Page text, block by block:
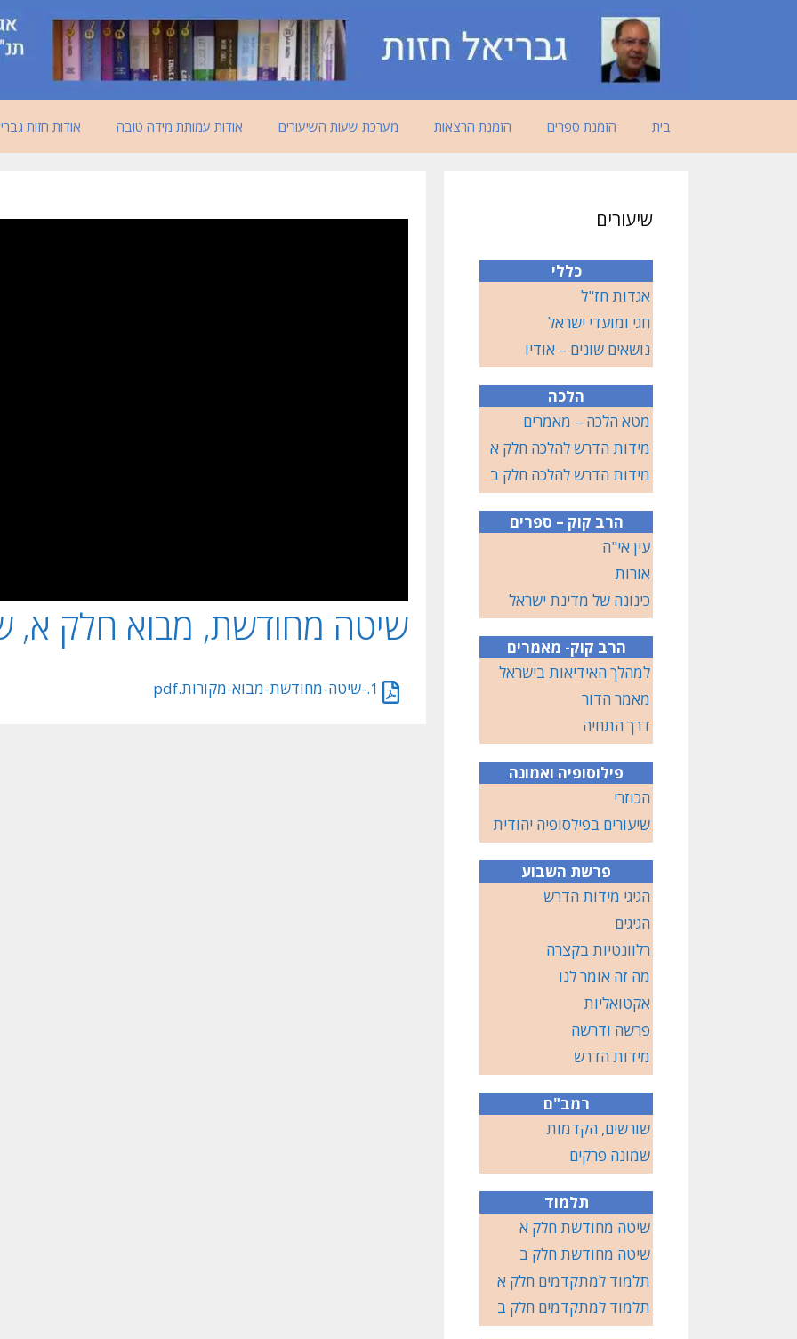
בית הזמנת ספרים הזמנת הרצאות מערכת שעות השיעורים אודות עמותת מידה טובה אודות חזות
שיטה מחודשת, מבוא חלק א,
1.-שיטה-מחודשת-מבוא-מקורות.pdf
שיעורים
כללי
אגדות חז"ל
חגי ומועדי ישראל
נושאים שונים – אודיו
הלכה
מטא הלכה – מאמרים
מידות הדרש להלכה חלק א
מידות הדרש להלכה חלק ב
הרב קוק – ספרים
עין אי"ה
אורות
כינונה של מדינת ישראל
הרב קוק- מאמרים
למהלך האידיאות בישראל
מאמר הדור
דרך התחיה
פילוסופיה ואמונה
הכוזרי
שיעורים בפילסופיה יהודית
פרשת השבוע
הגיגי מידות הדרש
הגיגים
רלוונטיות בקצרה
מה זה אומר לנו
אקטואליות
פרשה ודרשה
מידות הדרש
רמב"ם
שורשים, הקדמות
שמונה פרקים
תלמוד
שיטה מחודשת חלק א
שיטה מחודשת חלק ב
תלמוד למתקדמים חלק א
תלמוד למתקדמים חלק ב